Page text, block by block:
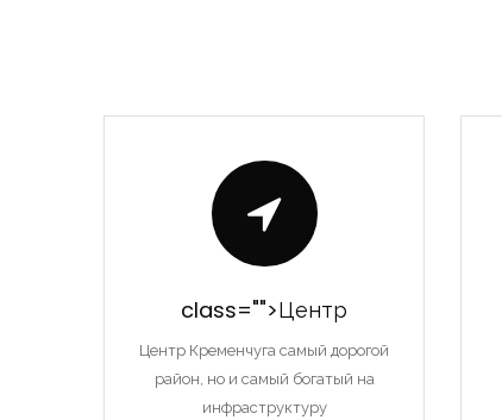
class="">Центр
Центр Кременчуга самый дорогой
район, но и самый богатый на
инфраструктуру